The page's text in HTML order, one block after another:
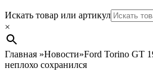
Search
Искать товар или артикул
×
Главная »Новости»Ford Torino GT
неплохо сохранился